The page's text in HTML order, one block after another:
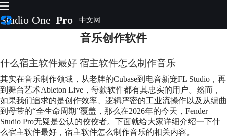
Studio One Pro
产品
插件
下载
视频教程
服务
购买
音乐创作软件
什么宿主软件最好 宿主软件怎么制作音乐
其实在音乐制作领域，从老牌的Cubase到电音新宠FL Studio，再
到舞台艺术Ableton Live，每款软件都有其忠实的用户。然而，
如果我们追求的是创作效率、逻辑严密的工业流操作以及从编曲
到母带的“全生命周期”覆盖，那么在2026年的今天，Fender
Studio Pro无疑是公认的佼佼者。下面就给大家详细介绍一下什
么宿主软件最好，宿主软件怎么制作音乐的相关内容。